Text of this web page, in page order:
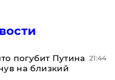
погубит Путина
на близкий
21:44